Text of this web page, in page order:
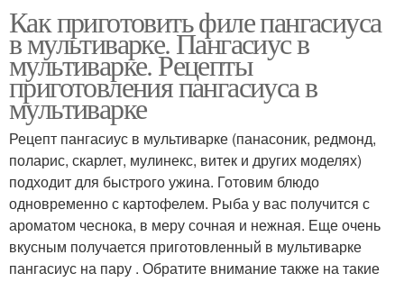
Как приготовить филе пангасиуса
в мультиварке. Пангасиус в
мультиварке. Рецепты
приготовления пангасиуса в
мультиварке
Рецепт пангасиус в мультиварке (панасоник, редмонд,
поларис, скарлет, мулинекс, витек и других моделях)
подходит для быстрого ужина. Готовим блюдо
одновременно с картофелем. Рыба у вас получится с
ароматом чеснока, в меру сочная и нежная. Еще очень
вкусным получается приготовленный в мультиварке
пангасиус на пару . Обратите внимание также на такие